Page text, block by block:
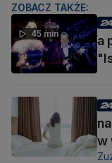
ZOBACZ TAKŻE:
45 min
a
w